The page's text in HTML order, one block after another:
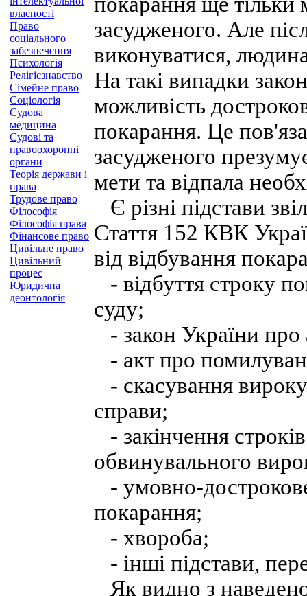
власності
Право
соціального
забезпечення
Психологія
Релігієзнавство
Сімейне право
Соціологія
Судова
медицина
Судові та
правоохоронні
органи
Теорія держави і
права
Трудове право
Філософія
Філософія права
Фінансове право
Цивільне право
Цивільний
процес
Юридична
деонтологія
засудженого. Але
виконуватися,
На такі випадки
можливість
покарання. Це
засудженого
мети та відпала
Є різні підстави
Стаття 152 КВК
від відбування
- відбуття строку
суду;
- закон України про
- акт про
- скасування
справи;
- закінчення
обвинувального
- умовно-
покарання;
- хвороба;
- інші підстави,
Як видно з